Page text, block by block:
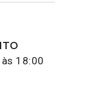
18:00